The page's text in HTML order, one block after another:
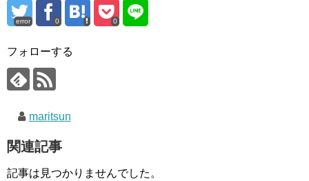
error 0 0
フォローする
maritsun
関連記事
記事は見つかりませんでした。